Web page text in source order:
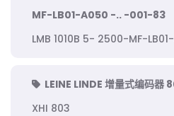
MF-LB01-A050 -.. -001-83
LMB 1010B 5- 2500-MF-
LEINE LINDE 增量式编码器
XHI 803